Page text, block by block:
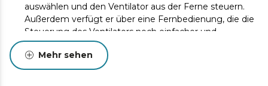
auswählen und den Ventilator aus der Ferne steuern.
Außerdem verfügt er über eine Fernbedienung, die die
Steuerung des Ventilators noch einfacher und
bequemer macht.
Schutzart IP44: Schutz gegen Wasser, daher ideal für
Mehr sehen